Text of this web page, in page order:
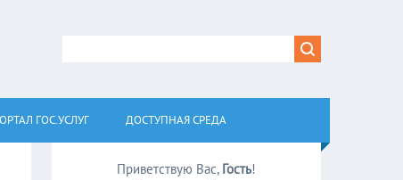
ГОС.УСЛУГ ДОСТУПНАЯ СРЕДА
Приветствую Вас, Гость!